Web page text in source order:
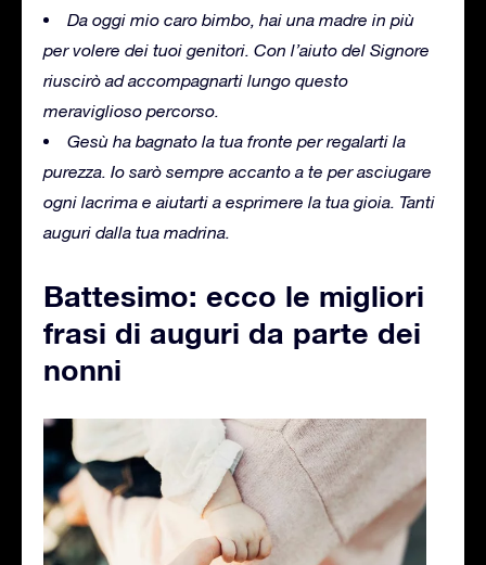
Da oggi mio caro bimbo, hai una madre in più
per volere dei tuoi genitori. Con l’aiuto del Signore
riuscirò ad accompagnarti lungo questo
meraviglioso percorso.
Gesù ha bagnato la tua fronte per regalarti la
purezza. Io sarò sempre accanto a te per asciugare
ogni lacrima e aiutarti a esprimere la tua gioia. Tanti
auguri dalla tua madrina.
Battesimo: ecco le migliori
frasi di auguri da parte dei
nonni